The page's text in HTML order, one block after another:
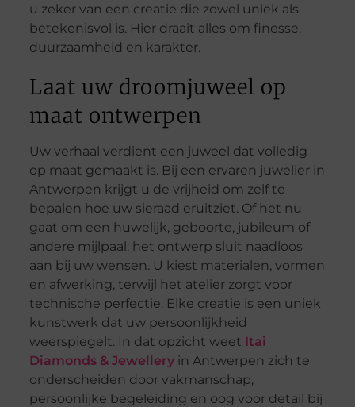
u zeker van een creatie die zowel uniek als
betekenisvol is. Hier draait alles om finesse,
duurzaamheid en karakter.
Laat uw droomjuweel op
maat ontwerpen
Uw verhaal verdient een juweel dat volledig
op maat gemaakt is. Bij een ervaren juwelier in
Antwerpen krijgt u de vrijheid om zelf te
bepalen hoe uw sieraad eruitziet. Of het nu
gaat om een huwelijk, geboorte, jubileum of
andere mijlpaal: het ontwerp sluit naadloos
aan bij uw wensen. U kiest materialen, vormen
en afwerking, terwijl het atelier zorgt voor
technische perfectie. Elke creatie is een uniek
kunstwerk dat uw persoonlijkheid
weerspiegelt. In dat opzicht weet Itai
Diamonds & Jewelleryin Antwerpen zich te
onderscheiden door vakmanschap,
persoonlijke begeleiding en oog voor detail bij